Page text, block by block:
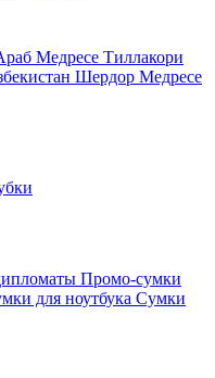
Медресе Тиллакори
Шердор Медресе
Промо-сумки
для ноутбука Сумки